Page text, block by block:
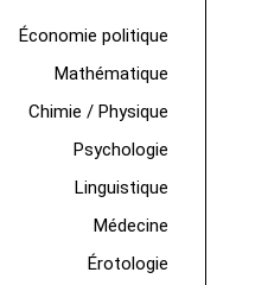
Économie politique
Mathématique
Chimie / Physique
Psychologie
Linguistique
Médecine
Érotologie